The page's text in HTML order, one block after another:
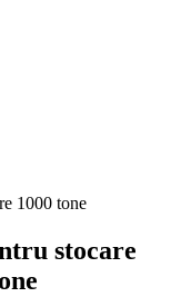
1000 tone
stocare